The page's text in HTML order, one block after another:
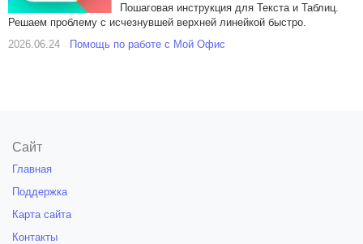
Пошаговая инструкция для Текста и Таблиц.
Решаем проблему с исчезнувшей верхней линейкой быстро.
2026.06.24
Помощь по работе с Мой Офис
Сайт
Главная
Поддержка
Карта сайта
Контакты